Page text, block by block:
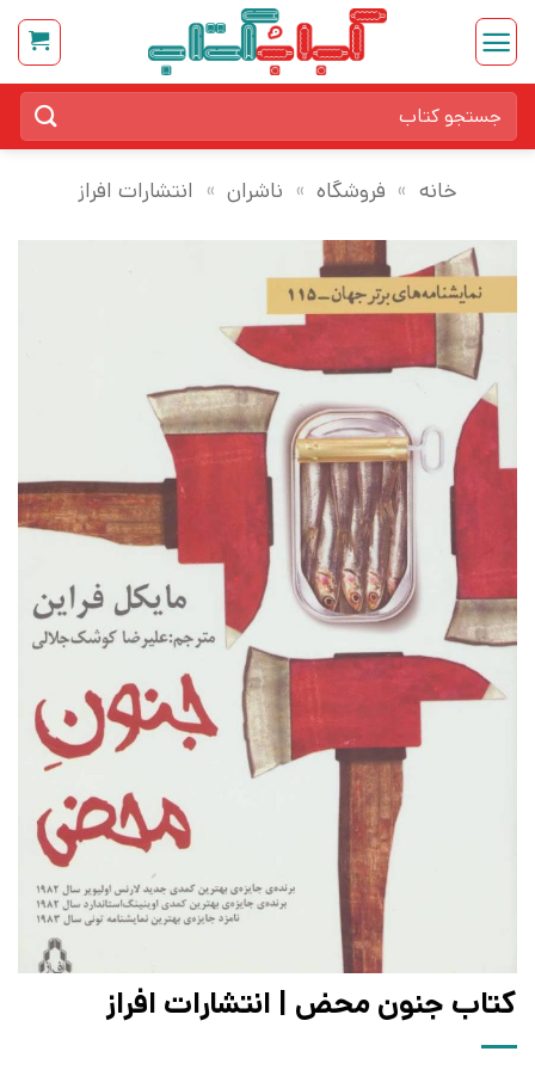
Skip
content
برای:
خانه » فروشگاه » ناشران » انتشارات افراز
کتاب جنون محض | انتشارات افراز